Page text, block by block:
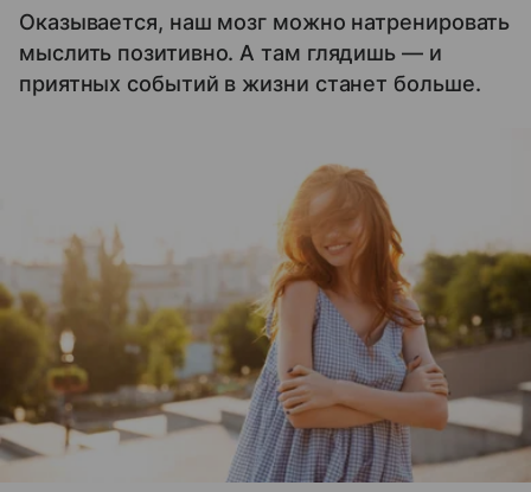
Оказывается, наш мозг можно натренировать
мыслить позитивно. А там глядишь — и
приятных событий в жизни станет больше.